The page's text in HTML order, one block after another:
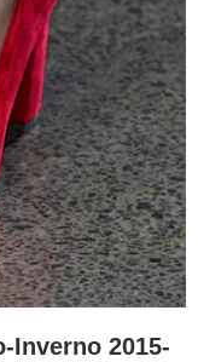
Inverno 2015-